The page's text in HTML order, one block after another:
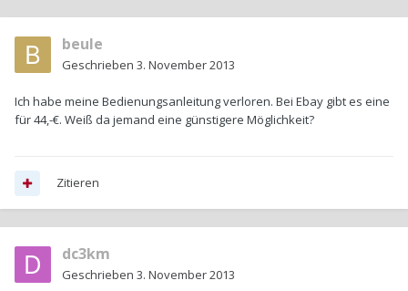
beule
Geschrieben 3. November 2013
Ich habe meine Bedienungsanleitung verloren. Bei Ebay gibt es eine
für 44,-€. Weiß da jemand eine günstigere Möglichkeit?
Zitieren
dc3km
Geschrieben 3. November 2013